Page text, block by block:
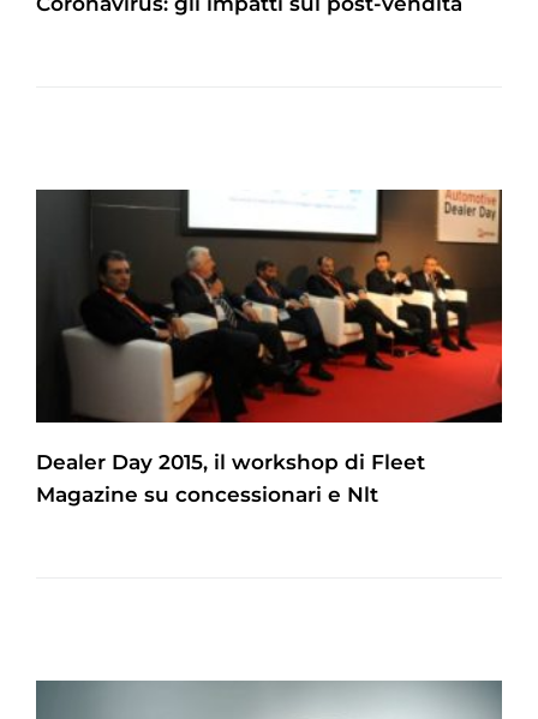
Dealer Day 2015, il workshop di Fleet
Magazine su concessionari e Nlt